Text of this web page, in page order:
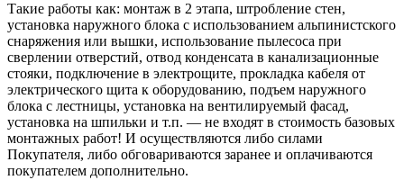
Такие работы как: монтаж в 2 этапа, штробление стен,
установка наружного блока с использованием альпинистского
снаряжения или вышки, использование пылесоса при
сверлении отверстий, отвод конденсата в канализационные
стояки, подключение в электрощите, прокладка кабеля от
электрического щита к оборудованию, подъем наружного
блока с лестницы, установка на вентилируемый фасад,
установка на шпильки и т.п. — не входят в стоимость базовых
монтажных работ! И осуществляются либо силами
Покупателя, либо обговариваются заранее и оплачиваются
покупателем дополнительно.